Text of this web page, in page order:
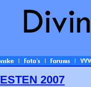
2007